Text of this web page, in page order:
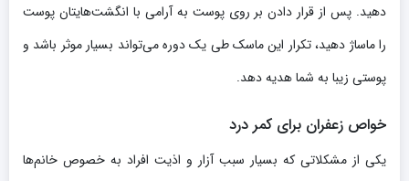
دهید. پس از قرار دادن بر روی پوست به آرامی با انگشت‌هایتان پوست
را ماساژ دهید، تکرار این ماسک طی یک دوره می‌تواند بسیار موثر باشد و
پوستی زیبا به شما هدیه دهد.
خواص زعفران برای کمر درد
یکی از مشکلاتی که بسیار سبب آزار و اذیت افراد به خصوص خانم‌ها